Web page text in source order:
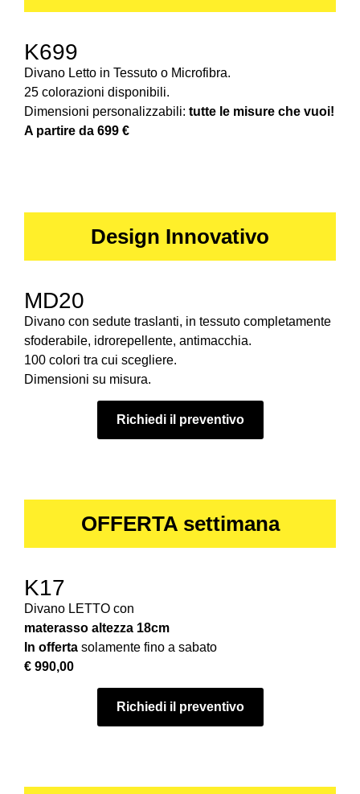
K699
Divano Letto in Tessuto o Microfibra.
25 colorazioni disponibili.
Dimensioni personalizzabili: tutte le misure che vuoi!
A partire da 699 €
Design Innovativo
MD20
Divano con sedute traslanti, in tessuto completamente
sfoderabile, idrorepellente, antimacchia.
100 colori tra cui scegliere.
Dimensioni su misura.
Richiedi il preventivo
OFFERTA settimana
K17
Divano LETTO con
materasso altezza 18cm
In offerta solamente fino a sabato
€ 990,00
Richiedi il preventivo